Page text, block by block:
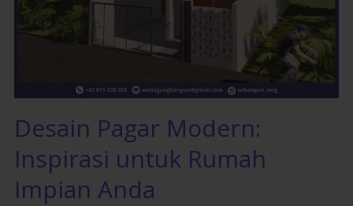
Desain Pagar Modern:
Inspirasi untuk Rumah
Impian Anda
untuk
Rumah